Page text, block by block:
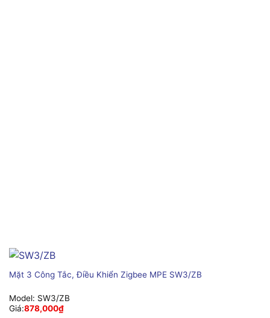
Mặt 3 Công Tắc, Điều Khiển Zigbee MPE SW3/ZB
Model: SW3/ZB
Giá:878,000₫